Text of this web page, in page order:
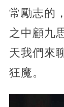
常勵志的
之中顧九
天我們來
狂魔。